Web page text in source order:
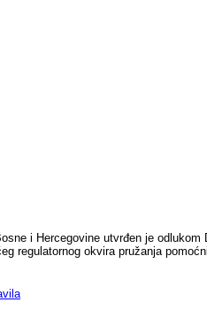
i Hercegovine utvrđen je
regulatornog okvira pružanja